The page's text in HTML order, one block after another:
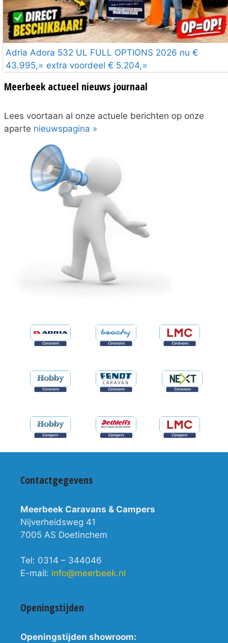
Adria Adora 532 UL FULL OPTIONS 2026 nu €
43.995,= extra voordeel € 5.204,=
Meerbeek actueel nieuws journaal
Lees voortaan al onze actuele berichten op onze
aparte nieuwspagina »
Contactgegevens
Meerbeek Caravans & Campers
Nijverheidsweg 41
7005 AS Doetinchem
Tel: 0314 – 344046
E-mail: info@meerbeek.nl
Openingstijden
Openingstijden showroom: